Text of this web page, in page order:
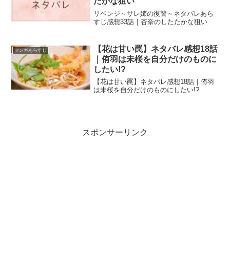
リベンジ～サレ姉の復讐～ネタバレあら
すじ感想33話｜杏奈のしたたかな狙い
マンガあらすじ
【花は甘い罠】ネタバレ感想18話
｜侑羽は未桜を自分だけのものに
したい!?
【花は甘い罠】ネタバレ感想18話｜侑羽
は未桜を自分だけのものにしたい!?
スポンサーリンク